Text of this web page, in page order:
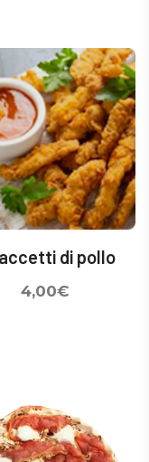
di pollo
4,00€